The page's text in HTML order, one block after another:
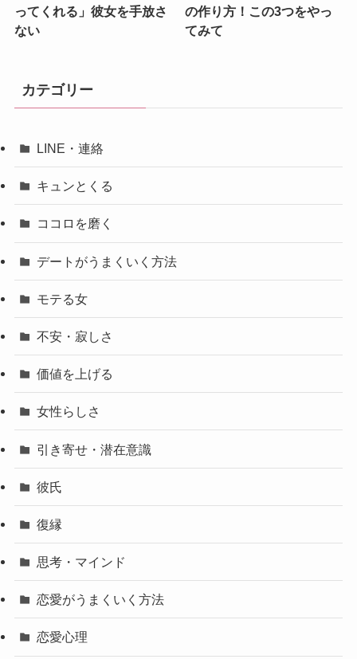
ってくれる」彼女を手放さ
ない
の作り方！この3つをやっ
てみて
カテゴリー
LINE・連絡
キュンとくる
ココロを磨く
デートがうまくいく方法
モテる女
不安・寂しさ
価値を上げる
女性らしさ
引き寄せ・潜在意識
彼氏
復縁
思考・マインド
恋愛がうまくいく方法
恋愛心理